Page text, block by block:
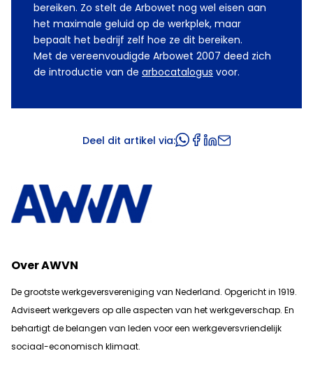
bereiken. Zo stelt de Arbowet nog wel eisen aan
het maximale geluid op de werkplek, maar
bepaalt het bedrijf zelf hoe ze dit bereiken.
Met de vereenvoudigde Arbowet 2007 deed zich
de introductie van de arbocatalogus voor.
Deel dit artikel via:
Over AWVN
De grootste werkgeversvereniging van Nederland. Opgericht in 1919.
Adviseert werkgevers op alle aspecten van het werkgeverschap. En
behartigt de belangen van leden voor een werkgeversvriendelijk
sociaal-economisch klimaat.